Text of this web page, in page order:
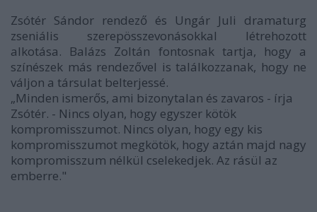
Zsótér Sándor rendező és Ungár Juli dramaturg
zseniális szerepösszevonásokkal létrehozott
alkotása. Balázs Zoltán fontosnak tartja, hogy a
színészek más rendezővel is találkozzanak, hogy ne
váljon a társulat belterjessé.
„Minden ismerős, ami bizonytalan és zavaros - írja
Zsótér. - Nincs olyan, hogy egyszer kötök
kompromisszumot. Nincs olyan, hogy egy kis
kompromisszumot megkötök, hogy aztán majd nagy
kompromisszum nélkül cselekedjek. Az rásül az
emberre."